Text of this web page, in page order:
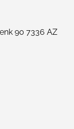
90 7336 AZ